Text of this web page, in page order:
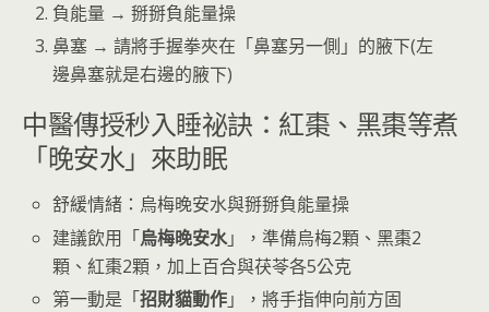
負能量 → 掰掰負能量操
鼻塞 → 請將手握拳夾在「鼻塞另一側」的腋下(左
邊鼻塞就是右邊的腋下)
中醫傳授秒入睡祕訣：紅棗、黑棗等煮
「晚安水」來助眠
舒緩情緒：烏梅晚安水與掰掰負能量操
建議飲用「烏梅晚安水」，準備烏梅2顆、黑棗2
顆、紅棗2顆，加上百合與茯苓各5公克
第一動是「招財貓動作」，將手指伸向前方固